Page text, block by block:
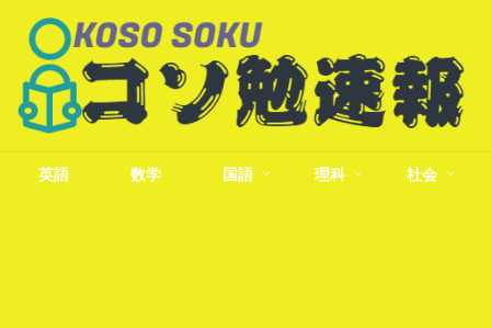
英語 数学 国語 理科 社会